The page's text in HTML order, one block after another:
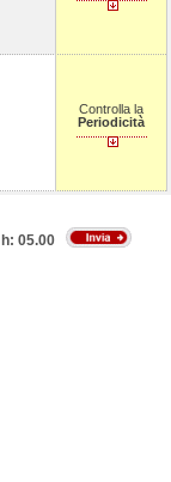
Controlla la
Periodicità
h: 05.00